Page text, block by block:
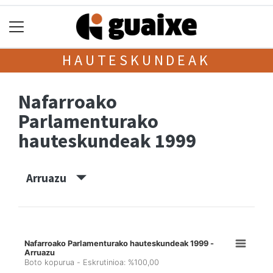
HAUTESKUNDEAK
Nafarroako
Parlamenturako
hauteskundeak 1999
Arruazu
Nafarroako Parlamenturako hauteskundeak 1999 -
Arruazu
Boto kopurua - Eskrutinioa: %100,00